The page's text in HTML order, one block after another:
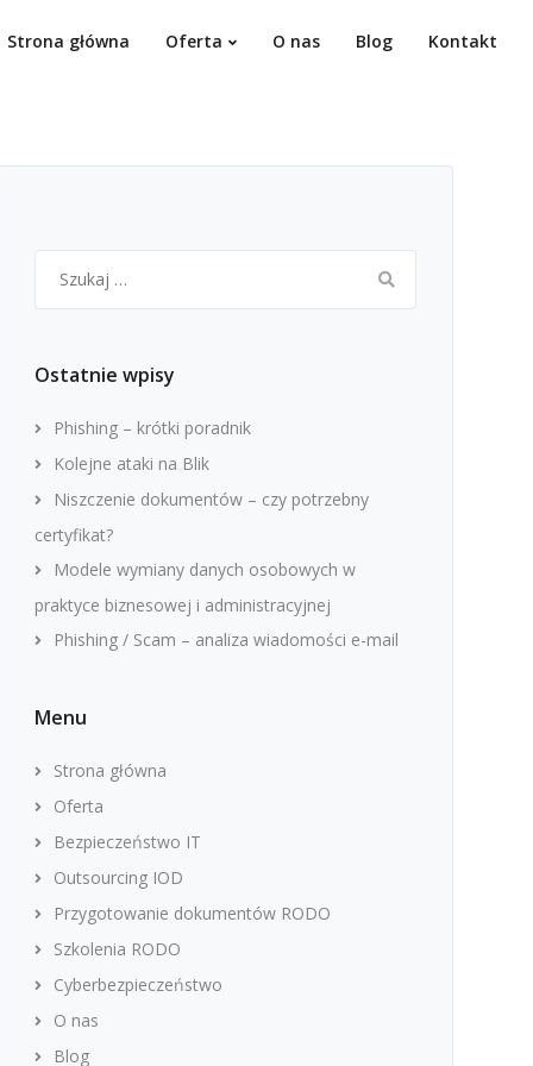
Strona główna Oferta O nas Blog Kontakt
Ostatnie wpisy
Phishing – krótki poradnik
Kolejne ataki na Blik
Niszczenie dokumentów – czy potrzebny
certyfikat?
Modele wymiany danych osobowych w
praktyce biznesowej i administracyjnej
Phishing / Scam – analiza wiadomości e-mail
Menu
Strona główna
Oferta
Bezpieczeństwo IT
Outsourcing IOD
Przygotowanie dokumentów RODO
Szkolenia RODO
Cyberbezpieczeństwo
O nas
Blog